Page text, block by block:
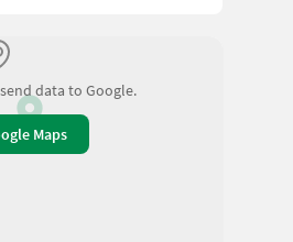
und alternative
data to Google.
Maps